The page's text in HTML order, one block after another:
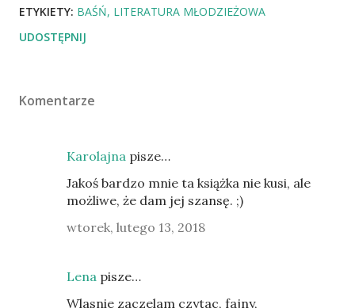
ETYKIETY: BAŚŃ LITERATURA MŁODZIEŻOWA
UDOSTĘPNIJ
Komentarze
Karolajna pisze…
Jakoś bardzo mnie ta książka nie kusi, ale
możliwe, że dam jej szansę. ;)
wtorek, lutego 13, 2018
Lena pisze…
Wlasnie zaczelam czytac, fajny,